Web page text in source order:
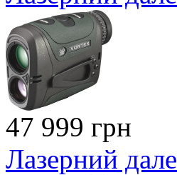
47 999 грн
Лазерний